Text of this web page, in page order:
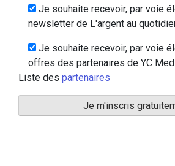
Je souhaite recevoir, par voie
newsletter de L'argent au
Je souhaite recevoir, par voie
offres des partenaires de YC
Liste des partenaires